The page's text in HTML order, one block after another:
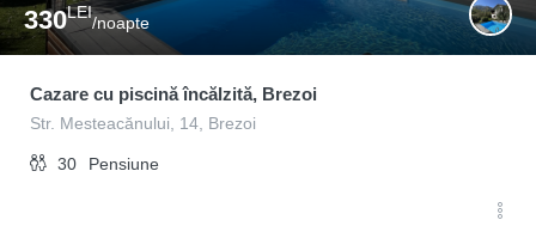
330LEI
/noapte
Cazare cu piscină încălzită, Brezoi
Str. Mesteacănului, 14, Brezoi
30 Pensiune